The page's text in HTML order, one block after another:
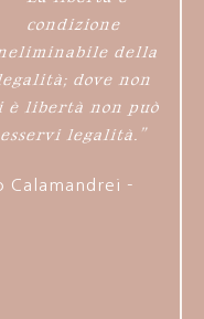
condizione
della
dove non
è libertà non può
esservi legalità.”
Calamandrei -